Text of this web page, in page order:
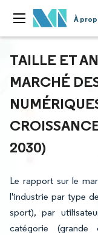
À
TAILLE ET
MARCHÉ
2030)
Le rapport sur le
l'industrie par type
sport), par
catégorie (grande